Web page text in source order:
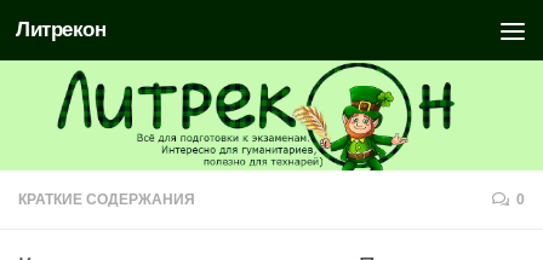
Литрекон
КРАТКИЕ СОДЕРЖАНИЯ 0